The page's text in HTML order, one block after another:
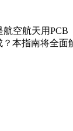
空航天用
本指南将全